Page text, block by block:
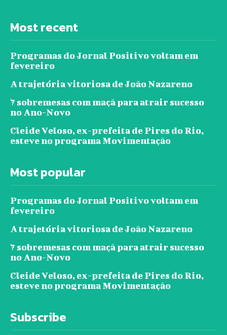
Most recent
Programas do Jornal Positivo voltam em
fevereiro
A trajetória vitoriosa de João Nazareno
7 sobremesas com maçã para atrair sucesso
no Ano-Novo
Cleide Veloso, ex-prefeita de Pires do Rio,
esteve no programa Movimentação
Most popular
Programas do Jornal Positivo voltam em
fevereiro
A trajetória vitoriosa de João Nazareno
7 sobremesas com maçã para atrair sucesso
no Ano-Novo
Cleide Veloso, ex-prefeita de Pires do Rio,
esteve no programa Movimentação
Subscribe